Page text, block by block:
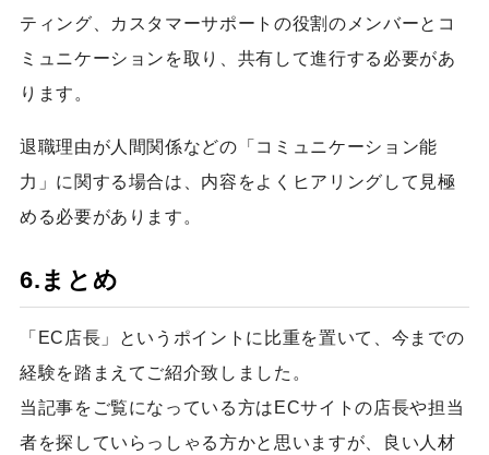
ティング、カスタマーサポートの役割のメンバーとコ
ミュニケーションを取り、共有して進行する必要があ
ります。
退職理由が人間関係などの「コミュニケーション能
力」に関する場合は、内容をよくヒアリングして見極
める必要があります。
6.まとめ
「EC店長」というポイントに比重を置いて、今までの
経験を踏まえてご紹介致しました。
当記事をご覧になっている方はECサイトの店長や担当
者を探していらっしゃる方かと思いますが、良い人材